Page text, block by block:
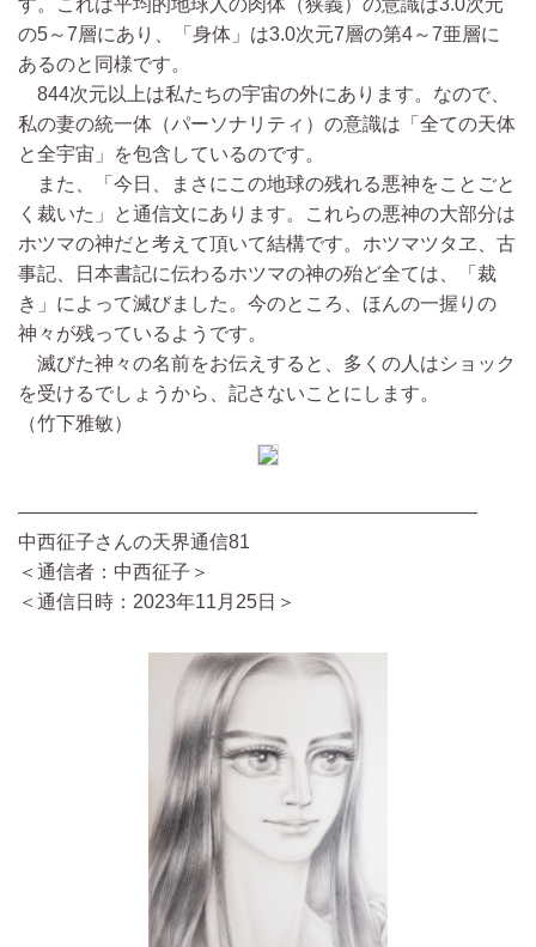
す。これは平均的地球人の肉体（狭義）の意識は3.0次元
の5～7層にあり、「身体」は3.0次元7層の第4～7亜層に
あるのと同様です。
844次元以上は私たちの宇宙の外にあります。なので、
私の妻の統一体（パーソナリティ）の意識は「全ての天体
と全宇宙」を包含しているのです。
また、「今日、まさにこの地球の残れる悪神をことごと
く裁いた」と通信文にあります。これらの悪神の大部分は
ホツマの神だと考えて頂いて結構です。ホツマツタヱ、古
事記、日本書記に伝わるホツマの神の殆ど全ては、「裁
き」によって滅びました。今のところ、ほんの一握りの
神々が残っているようです。
滅びた神々の名前をお伝えすると、多くの人はショック
を受けるでしょうから、記さないことにします。
（竹下雅敏）
————————————————————————
中西征子さんの天界通信81
＜通信者：中西征子＞
＜通信日時：2023年11月25日＞